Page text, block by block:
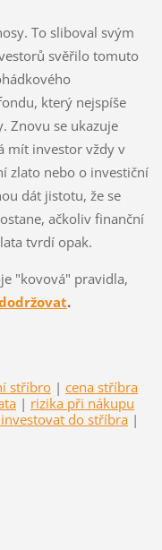
To sliboval svým
svěřilo tomuto
který nejspíše
Znovu se ukazuje
mít investor vždy v
zlato nebo o investiční
dát jistotu, že se
ačkoliv finanční
tvrdí opak.
"kovová" pravidla,
.
stříbro | cena stříbra
| rizika při nákupu
do stříbra |